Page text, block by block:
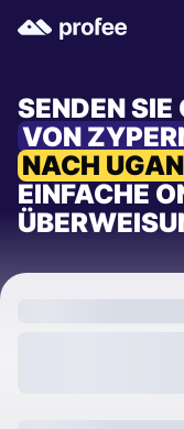
SENDEN SIE
VON
NACH
EINFACHE